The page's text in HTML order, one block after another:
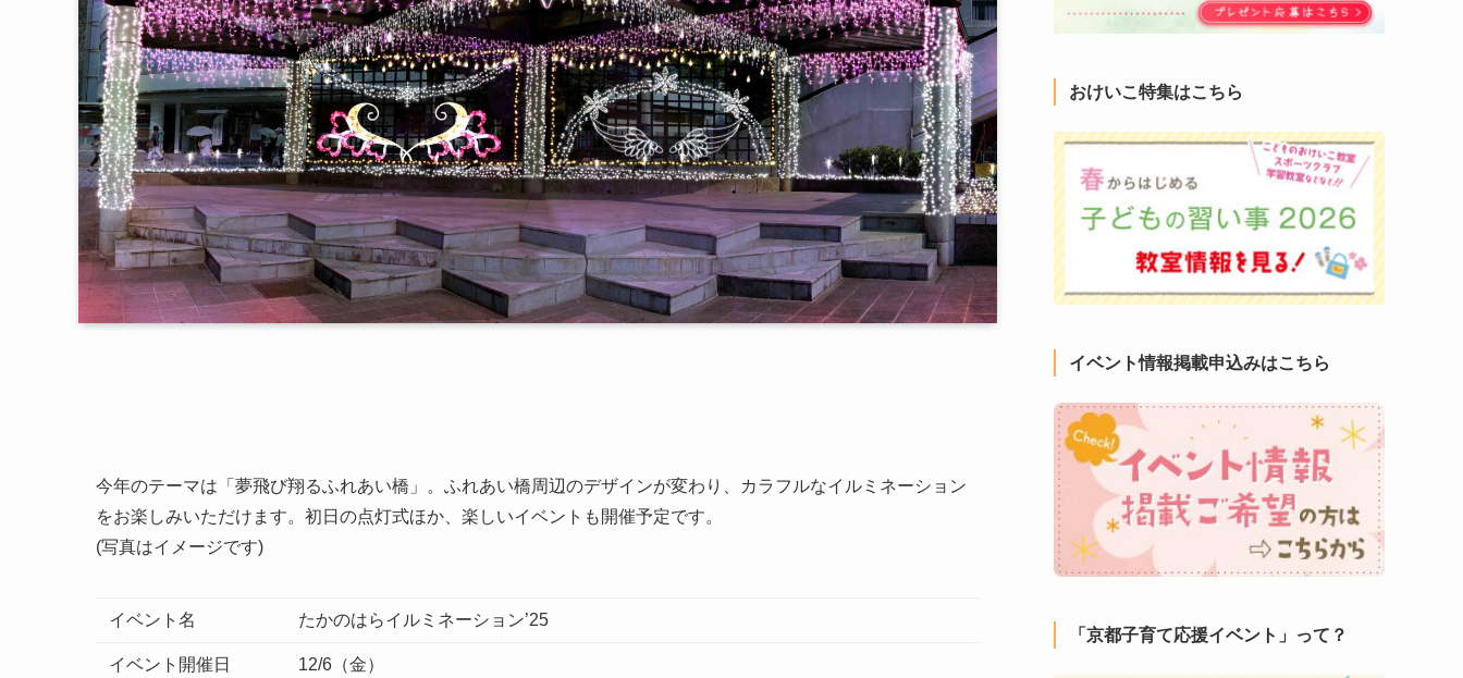
今年のテーマは「夢飛び翔るふれあい橋」。ふれあい橋周辺のデザインが変わり、カラフルなイルミネーション
をお楽しみいただけます。初日の点灯式ほか、楽しいイベントも開催予定です。
(写真はイメージです)
イベント名 たかのはらイルミネーション’25
イベント開催日 12/6（金）
おけいこ特集はこちら
イベント情報掲載申込みはこちら
「京都子育て応援イベント」って？